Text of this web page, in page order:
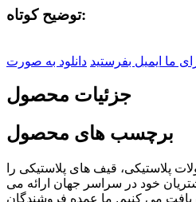
توضیح کوتاه:
ما ایمیل بفرستید
جزئیات محصول
برچسب های محصول
پلاستیکی، قیف های پلاستیکی را
خود در سراسر جهان ارائه می
دریافت می کنیم. ما عمده فروشندگان